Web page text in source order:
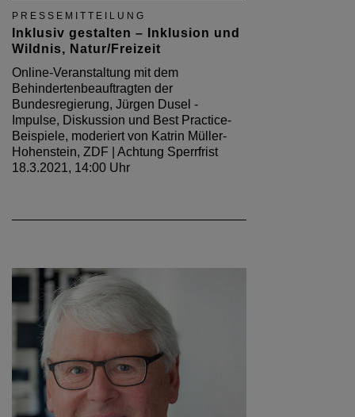
PRESSEMITTEILUNG
Inklusiv gestalten – Inklusion und
Wildnis, Natur/Freizeit
Online-Veranstaltung mit dem
Behindertenbeauftragten der
Bundesregierung, Jürgen Dusel -
Impulse, Diskussion und Best Practice-
Beispiele, moderiert von Katrin Müller-
Hohenstein, ZDF | Achtung Sperrfrist
18.3.2021, 14:00 Uhr